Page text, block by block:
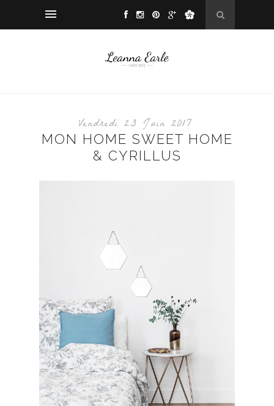
Vendredi 23 Juin 2017
MON HOME SWEET HOME
& CYRILLUS